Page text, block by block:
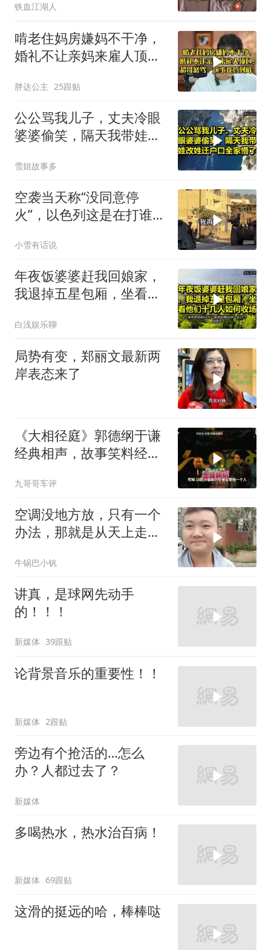
铁血江湖人
啃老住妈房嫌妈不干净，
婚礼不让亲妈来雇人顶
胖达公主 25跟贴
公公骂我儿子，丈夫冷眼
婆婆偷笑，隔天我带娃改
雪姐故事多
空袭当天称“没同意停
火”，以色列这是在打谁的
小雪有话说
年夜饭婆婆赶我回娘家，
我退掉五星包厢，坐看他
白浅娱乐聊
局势有变，郑丽文最新两
岸表态来了
《大相径庭》郭德纲于谦
经典相声，故事笑料经典
九哥哥车评
空调没地方放，只有一个
办法，那就是从天上走，
牛锅巴小钒
讲真，是球网先动手
的！！！
新媒体 39跟贴
论背景音乐的重要性！！
新媒体 2跟贴
旁边有个抢活的…怎么
办？人都过去了？
新媒体
多喝热水，热水治百病！
新媒体 69跟贴
这滑的挺远的哈，棒棒哒